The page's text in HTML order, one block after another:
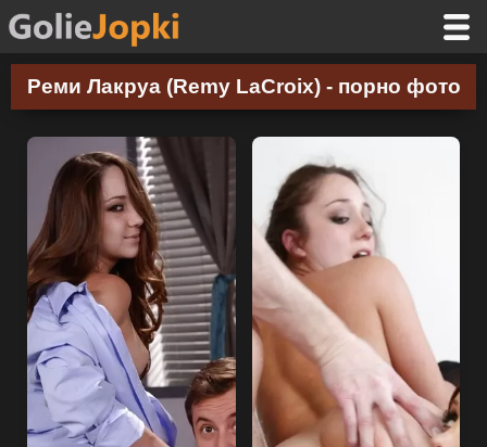
Реми Лакруа (Remy LaCroix) - порно фото